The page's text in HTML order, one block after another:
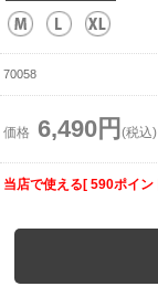
70058
価格 6,490円 (税込)
当店で使える[ 590ポイン